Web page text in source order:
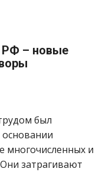
РФ – новые
был
многочисленных и
затрагивают